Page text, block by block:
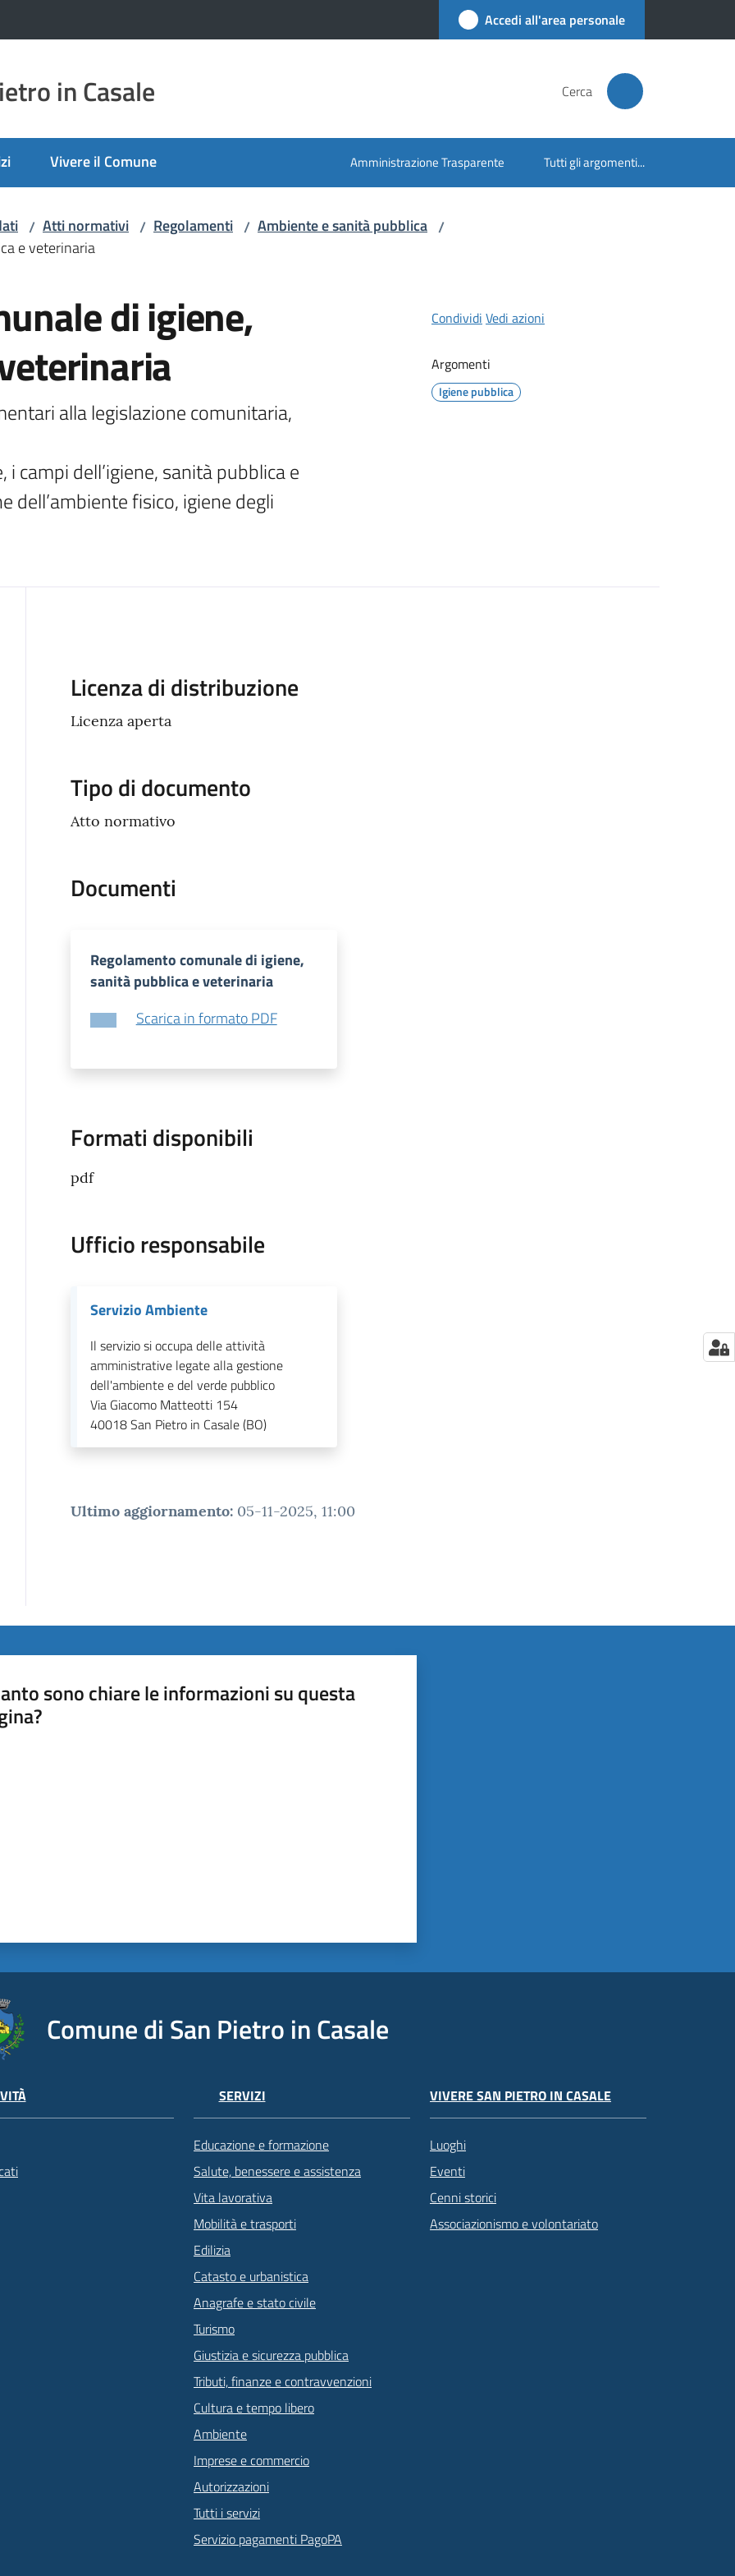
Accedi all'area personale
in Casale Cerca
Vivere il Comune Amministrazione Trasparente Tutti gli argomenti...
/ Atti normativi / Regolamenti / Ambiente e sanità pubblica /
e veterinaria
di igiene,
alla legislazione comunitaria,
campi dell’igiene, sanità pubblica e
dell’ambiente fisico, igiene degli
Condividi Vedi azioni
Argomenti
Igiene pubblica
Descrizione
Licenza di distribuzione
Licenza aperta
Tipo di documento
Atto normativo
Documenti
Regolamento comunale di igiene,
sanità pubblica e veterinaria
Scarica in formato PDF
Formati disponibili
pdf
Ufficio responsabile
Servizio Ambiente
Il servizio si occupa delle attività
amministrative legate alla gestione
dell'ambiente e del verde pubblico
Via Giacomo Matteotti 154
40018San Pietro in Casale (BO)
Ultimo aggiornamento: 05-11-2025, 11:00
sono chiare le informazioni su questa
Comune di San Pietro in Casale
SERVIZI
Educazione e formazione
Salute, benessere e assistenza
Vita lavorativa
Mobilità e trasporti
Edilizia
Catasto e urbanistica
Anagrafe e stato civile
Turismo
Giustizia e sicurezza pubblica
Tributi, finanze e contravvenzioni
Cultura e tempo libero
Ambiente
Imprese e commercio
Autorizzazioni
Tutti i servizi
Servizio pagamenti PagoPA
VIVERE SAN PIETRO IN CASALE
Luoghi
Eventi
Cenni storici
Associazionismo e volontariato